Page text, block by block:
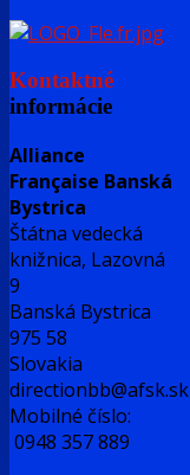
Kontaktné
informácie
Alliance
Française Banská
Bystrica
Štátna vedecká
knižnica, Lazovná
9
Banská Bystrica
975 58
Slovakia
directionbb@afsk.sk
Mobilné číslo:
0948 357 889